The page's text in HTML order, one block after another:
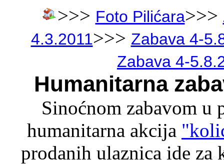
>>> Foto Pilićara>>>
4.3.2011>>> Zabava 4-
Zabava 4-
Humanitarna
Sinoćnom zabavom
humanitarna akcija
prodanih ulaznica ide